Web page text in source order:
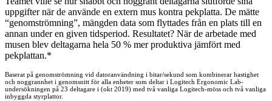
uppgifter när de använde en extern mus kontra pekplatta. De mätte
“genomströmning”, mängden data som flyttades från en plats till en
annan under en given tidsperiod. Resultatet? När de arbetade med
musen blev deltagarna hela 50 % mer produktiva jämfört med
pekplattan.*
Baserat på genomströmning vid datoranvändning i bitar/sekund som kombinerar hastighet
och noggrannhet i genomsnitt för alla enheter som deltar i Logitech Ergonomic Lab-
undersökningen på 23 deltagare i (okt 2019) med två vanliga Logitech-möss och två vanliga
inbyggda styrplattor.